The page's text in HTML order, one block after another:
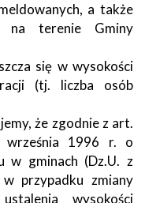
a także
na terenie Gminy
się w wysokości
(tj. liczba osób
że zgodnie z art.
1996 r. o
w gminach (Dz.U. z
przypadku zmiany
wysokości